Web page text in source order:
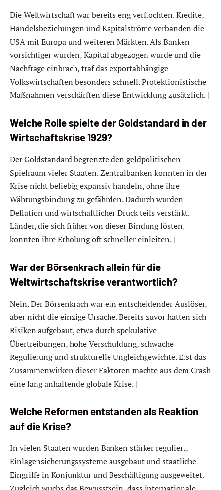
Die Weltwirtschaft war bereits eng verflochten. Kredite,
Handelsbeziehungen und Kapitalströme verbanden die
USA mit Europa und weiteren Märkten. Als Banken
vorsichtiger wurden, Kapital abgezogen wurde und die
Nachfrage einbrach, traf das exportabhängige
Volkswirtschaften besonders schnell. Protektionistische
Maßnahmen verschärften diese Entwicklung zusätzlich. |
Welche Rolle spielte der Goldstandard in der
Wirtschaftskrise 1929?
Der Goldstandard begrenzte den geldpolitischen
Spielraum vieler Staaten. Zentralbanken konnten in der
Krise nicht beliebig expansiv handeln, ohne ihre
Währungsbindung zu gefährden. Dadurch wurden
Deflation und wirtschaftlicher Druck teils verstärkt.
Länder, die sich früher von dieser Bindung lösten,
konnten ihre Erholung oft schneller einleiten. |
War der Börsenkrach allein für die
Weltwirtschaftskrise verantwortlich?
Nein. Der Börsenkrach war ein entscheidender Auslöser,
aber nicht die einzige Ursache. Bereits zuvor hatten sich
Risiken aufgebaut, etwa durch spekulative
Übertreibungen, hohe Verschuldung, schwache
Regulierung und strukturelle Ungleichgewichte. Erst das
Zusammenwirken dieser Faktoren machte aus dem Crash
eine lang anhaltende globale Krise. |
Welche Reformen entstanden als Reaktion
auf die Krise?
In vielen Staaten wurden Banken stärker reguliert,
Einlagensicherungssysteme ausgebaut und staatliche
Eingriffe in Konjunktur und Beschäftigung ausgeweitet.